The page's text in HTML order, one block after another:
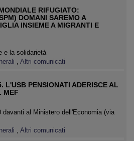
RIFUGIATO:
DOMANI SAREMO A
INSIEME A MIGRANTI E
e la solidarietà
, Altri comunicati
L'USB PENSIONATI ADERISCE AL
MEF
davanti al Ministero dell'Economia (via
, Altri comunicati